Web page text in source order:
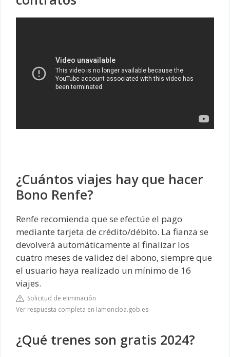
¿Cuántos viajes hay que hacer
Bono Renfe?
Renfe recomienda que se efectúe el pago
mediante tarjeta de crédito/débito. La fianza se
devolverá automáticamente al finalizar los
cuatro meses de validez del abono, siempre que
el usuario haya realizado un mínimo de 16
viajes.
Solicitud de eliminación
Ver respuesta completa en lamoncloa.gob.es
¿Qué trenes son gratis 2024?